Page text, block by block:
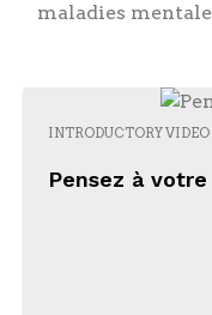
maladies
INTRODUCTORY VIDEO
Pensez à